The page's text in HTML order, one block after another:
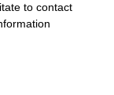
to contact